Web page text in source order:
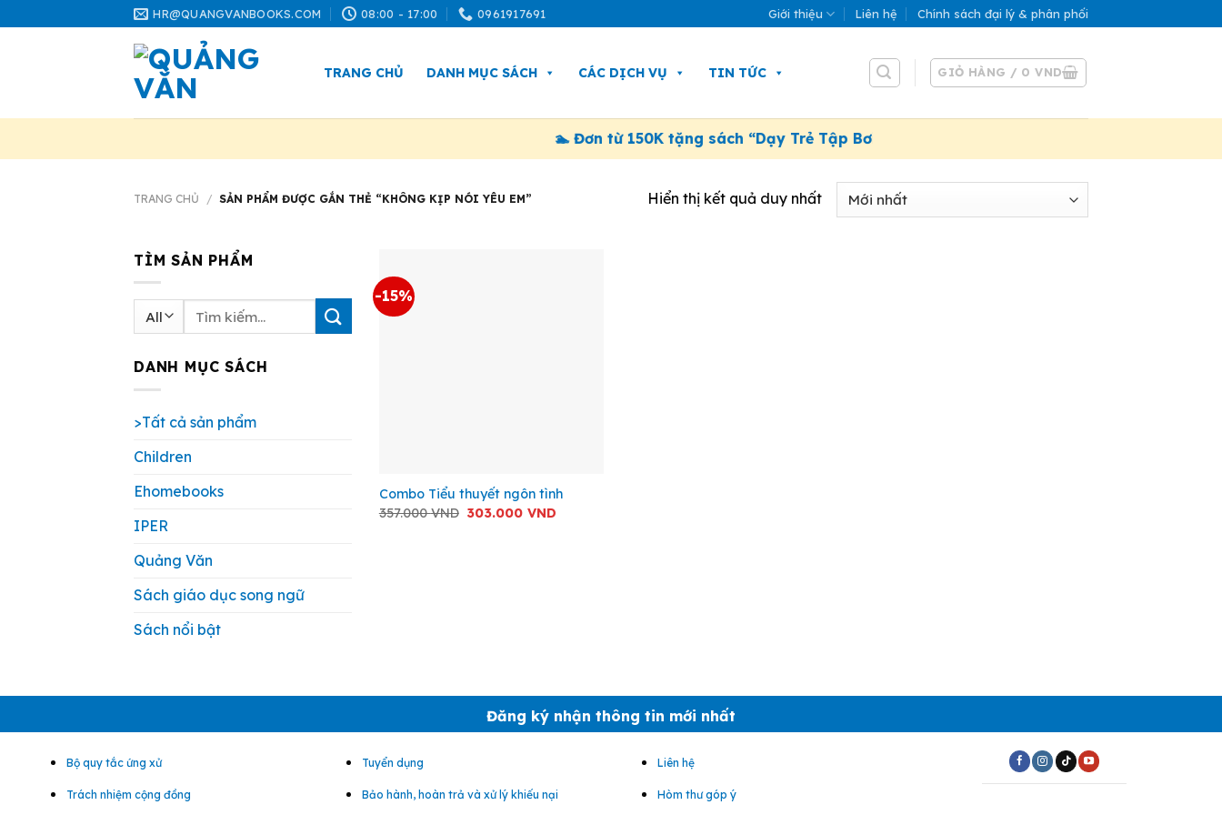
to
HR@QUANGVANBOOKS.COM 08:00 - 17:00 0961917691 Giới thiệu Liên hệ Chính sách đại lý & phân phối
TRANG CHỦ DANH MỤC SÁCH CÁC DỊCH VỤ TIN TỨC GIỎ HÀNG / 0VND
🏊 Đơn từ 150K tặng sách “Dạy Trẻ Tập Bơi”. Áp dụng đến 31/07/2026
TRANG CHỦ / SẢN PHẨM ĐƯỢC GẮN THẺ “KHÔNG KỊP NÓI YÊU EM” Hiển thị kết quả duy nhất
TÌM SẢN PHẨM
Tìm
DANH MỤC SÁCH
>Tất cả sản phẩm
Children
Ehomebooks
IPER
Quảng Văn
Sách giáo dục song ngữ
Sách nổi bật
-15%
Combo Tiểu thuyết ngôn tình
357.000VND Giá
303.000VND
Đăng ký nhận thông tin mới nhất
Bộ quy tắc ứng xử
Trách nhiệm cộng đồng
Tuyển dụng
Bảo hành, hoàn trả và xử lý khiếu nại
Liên hệ
Hòm thư góp ý